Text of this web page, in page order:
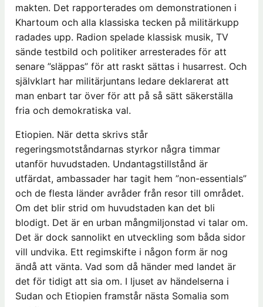
makten. Det rapporterades om demonstrationen i
Khartoum och alla klassiska tecken på militärkupp
radades upp. Radion spelade klassisk musik, TV
sände testbild och politiker arresterades för att
senare ”släppas” för att raskt sättas i husarrest. Och
självklart har militärjuntans ledare deklarerat att
man enbart tar över för att på så sätt säkerställa
fria och demokratiska val.
Etiopien. När detta skrivs står
regeringsmotståndarnas styrkor några timmar
utanför huvudstaden. Undantagstillstånd är
utfärdat, ambassader har tagit hem ”non-essentials”
och de flesta länder avråder från resor till området.
Om det blir strid om huvudstaden kan det bli
blodigt. Det är en urban mångmiljonstad vi talar om.
Det är dock sannolikt en utveckling som båda sidor
vill undvika. Ett regimskifte i någon form är nog
ändå att vänta. Vad som då händer med landet är
det för tidigt att sia om. I ljuset av händelserna i
Sudan och Etiopien framstår nästa Somalia som